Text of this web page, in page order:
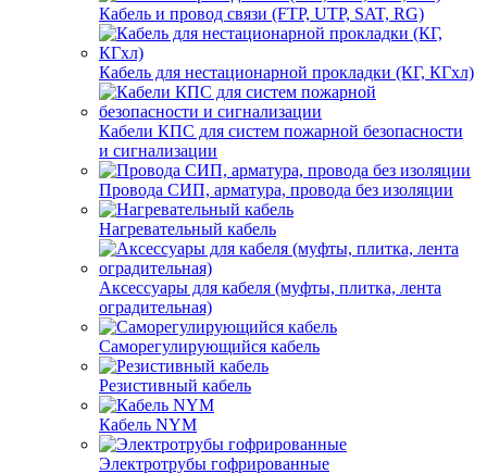
Кабель и провод связи (FTP, UTP, SAT, RG)
Кабель для нестационарной прокладки (КГ, КГхл)
Кабели КПС для систем пожарной безопасности
и сигнализации
Провода СИП, арматура, провода без изоляции
Нагревательный кабель
Аксессуары для кабеля (муфты, плитка, лента
оградительная)
Саморегулирующийся кабель
Резистивный кабель
Кабель NYM
Электротрубы гофрированные